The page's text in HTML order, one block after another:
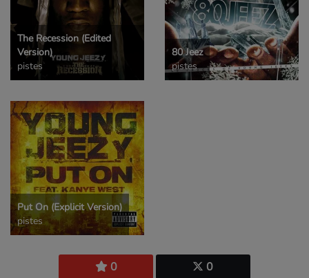
0 0
The Recession (Edited
Version)
pistes
80 Jeez
pistes
Put On (Explicit Version)
pistes